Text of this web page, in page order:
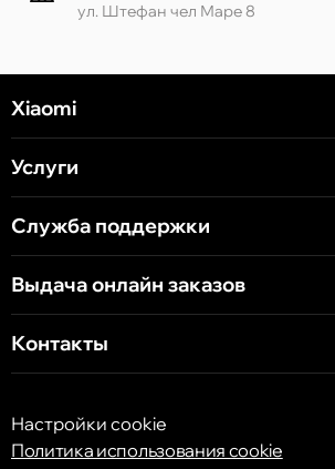
ул. Штефан чел Маре 8
Кишинёв
ул. Арборилор 21, CC «Shopping
Xiaomi
Услуги
Служба поддержки
Выдача онлайн заказов
Контакты
Настройки cookie
Политика использования cookie